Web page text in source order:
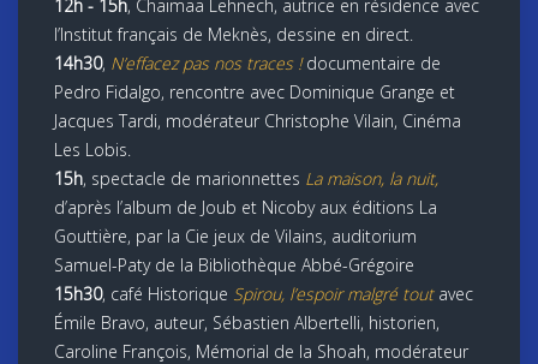
12h - 15h, Chaimaa Lehnech, autrice en résidence avec
l’Institut français de Meknès, dessine en direct.
14h30, N’effacez pas nos traces !documentaire de
Pedro Fidalgo, rencontre avec Dominique Grange et
Jacques Tardi, modérateur Christophe Vilain, Cinéma
Les Lobis.
15h, spectacle de marionnettes La maison, la nuit,
d’après l’album de Joub et Nicoby aux éditions La
Gouttière, par la Cie jeux de Vilains, auditorium
Samuel-Paty de la Bibliothèque Abbé-Grégoire
15h30, café Historique Spirou, l’espoir malgré toutavec
Émile Bravo, auteur, Sébastien Albertelli, historien,
Caroline François, Mémorial de la Shoah, modérateur